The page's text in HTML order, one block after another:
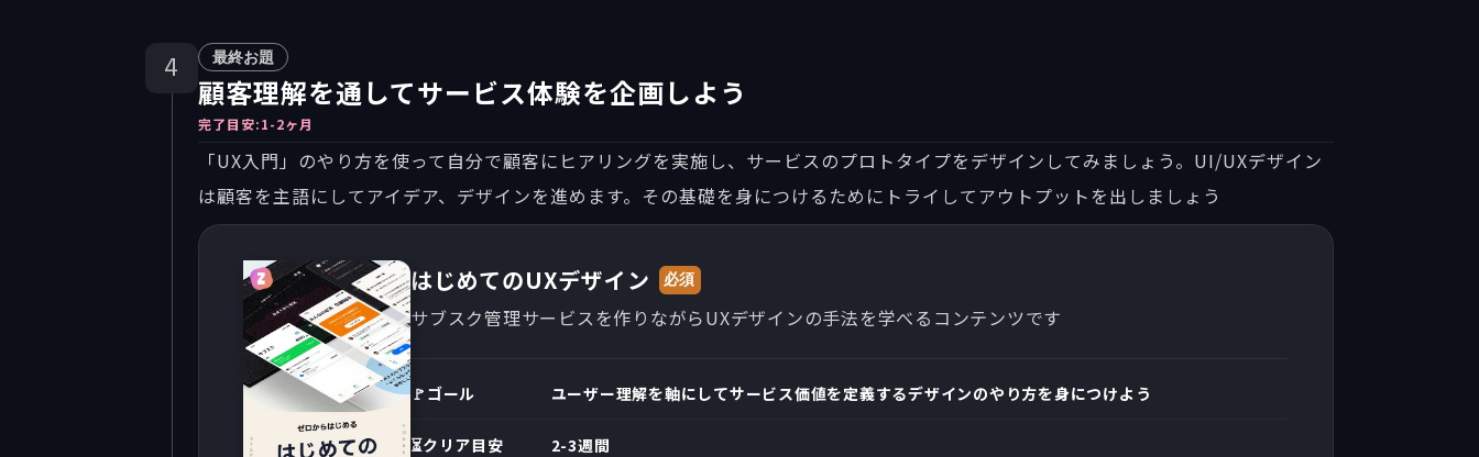
4 最終お題
顧客理解を通してサービス体験を企画しよう
完了目安:1-2ヶ月
「UX入門」のやり方を使って自分で顧客にヒアリングを実施し、サービスのプロトタイプをデザインしてみましょう。UI/UXデザイン
は顧客を主語にしてアイデア、デザインを進めます。その基礎を身につけるためにトライしてアウトプットを出しましょう
はじめてのUXデザイン 必須
サブスク管理サービスを作りながらUXデザインの手法を学べるコンテンツです
🚩ゴール ユーザー理解を軸にしてサービス価値を定義するデザインのやり方を身につけよう
⏳クリア目安 2-3週間